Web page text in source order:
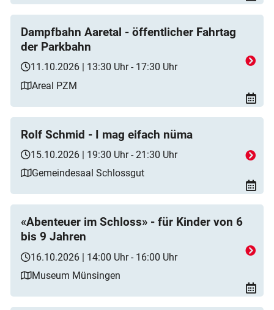
Dampfbahn Aaretal - öffentlicher Fahrtag
der Parkbahn
11.10.2026 | 13:30 Uhr - 17:30 Uhr
Areal PZM
Rolf Schmid - I mag eifach nüma
15.10.2026 | 19:30 Uhr - 21:30 Uhr
Gemeindesaal Schlossgut
«Abenteuer im Schloss» - für Kinder von 6
bis 9 Jahren
16.10.2026 | 14:00 Uhr - 16:00 Uhr
Museum Münsingen